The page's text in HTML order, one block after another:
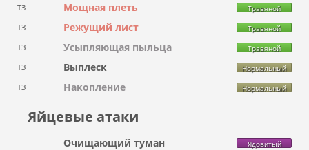
ТЗ Мощная плеть Травяной
ТЗ Режущий лист Травяной
ТЗ Усыпляющая пыльца Травяной
ТЗ Выплеск Нормальный
ТЗ Накопление Нормальный
Яйцевые атаки
Очищающий туман Ядовитый